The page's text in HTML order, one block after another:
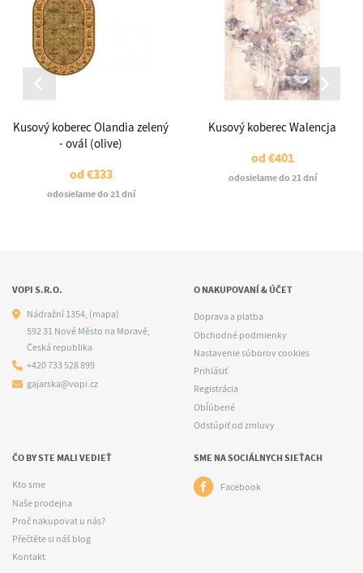
Kusový koberec Olandia zelený
- ovál (olive)
od€333
odosielame do 21 dní
Kusový koberec Walencja
od€401
odosielame do 21 dní
VOPI S.R.O.
Nádražní 1354,(mapa)
592 31 Nové Město na Moravě,
Česká republika
+420 733 528 899
gajarska@vopi.cz
O NAKUPOVANÍ & ÚČET
Doprava a platba
Obchodné podmienky
Nastavenie súborov cookies
Prihlásiť
Registrácia
Obľúbené
Odstúpiť od zmluvy
ČO BY STE MALI VEDIEŤ
Kto sme
Naše prodejna
Proč nakupovat u nás?
Přečtěte si náš blog
Kontakt
SME NA SOCIÁLNYCH SIEŤACH
Facebook